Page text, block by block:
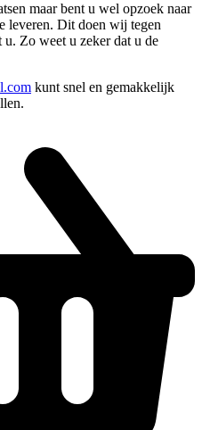
maar bent u wel opzoek naar
leveren. Dit doen wij tegen
u. Zo weet u zeker dat u de
kunt snel en gemakkelijk